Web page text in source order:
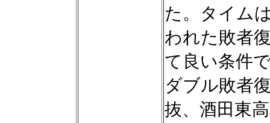
た。タイム
われた敗者
て良い条件
ダブル敗者
抜、酒田東